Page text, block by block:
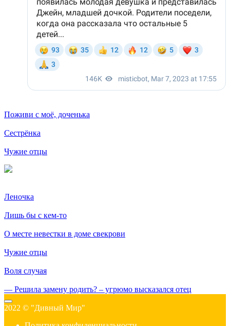
Поживи с моё, доченька
Сестрёнка
Чужие отцы
Леночка
Лишь бы с кем-то
О месте невестки в доме свекрови
Чужие отцы
Воля случая
— Решила замену родить? – угрюмо высказался отец
2022 © "Дивный Мир"